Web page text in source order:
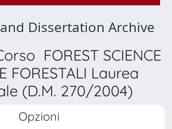
Dissertation Archive
FOREST SCIENCE
FORESTALI Laurea
(D.M. 270/2004)
Opzioni